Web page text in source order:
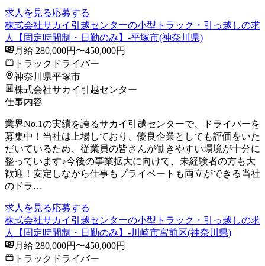
求人を見る応募する
株式会社サカイ引越センターの小型トラック・引っ越しの求
人【固定時間制・日勤のみ】-平塚市(神奈川県)
月給 280,000円〜450,000円
トラックドライバー
神奈川県平塚市
株式会社サカイ引越センター
仕事内容
業界No.1の実績を誇るサカイ引越センターで、ドライバーを
募集中！当社は上場しており、優良企業としても評価をいた
だいているため、従業員の皆さんが働きやすい環境が十分に
整っています♪今後の事業拡大に向けて、未経験者の方も大
歓迎！安定しながら仕事もプライベートも両立ができる当社
のドラ…
求人を見る応募する
株式会社サカイ引越センターの小型トラック・引っ越しの求
人【固定時間制・日勤のみ】-川崎市宮前区(神奈川県)
月給 280,000円〜450,000円
トラックドライバー